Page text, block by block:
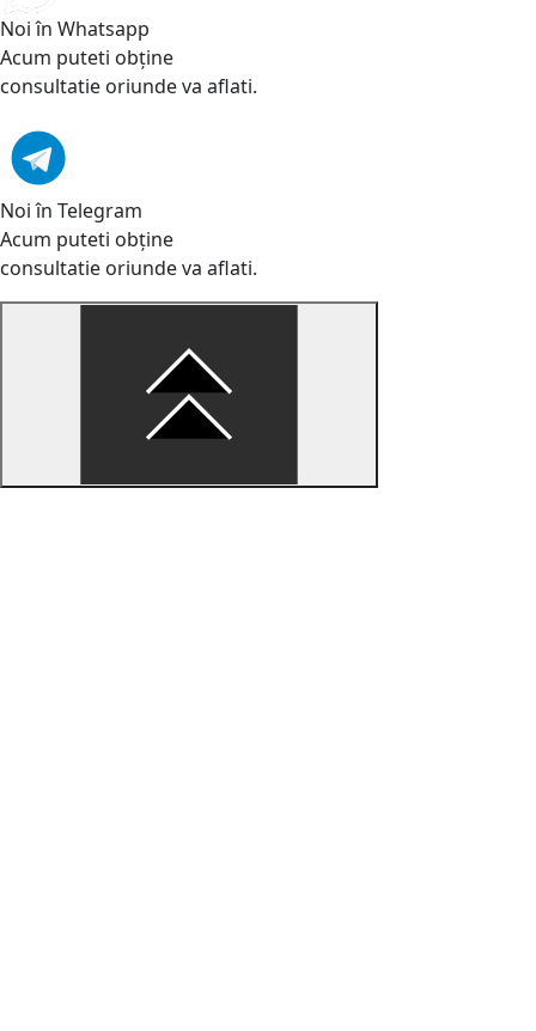
Noi în Whatsapp
Acum puteti obține
consultatie oriunde va aflati.
Noi în Telegram
Acum puteti obține
consultatie oriunde va aflati.